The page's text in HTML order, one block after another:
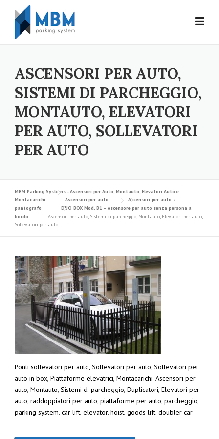
Skip to content
ASCENSORI PER AUTO,
SISTEMI DI PARCHEGGIO,
MONTAUTO, ELEVATORI
PER AUTO, SOLLEVATORI
PER AUTO
MBM Parking Systems - Ascensori per Auto, Montauto, Elevatori Auto e
Montacarichi
Ascensori per auto
Ascensori per auto a
pantografo
DUO BOX Mod. B1 – Ascensore per auto senza persona a
bordo
Ascensori per auto, Sistemi di parcheggio, Montauto, Elevatori per auto,
Sollevatori per auto
Ponti sollevatori per auto, Sollevatori per auto, Sollevatori per
auto in box, Piattaforme elevatrici, Montacarichi, Ascensori per
auto, Montauto, Sistemi di parcheggio, Duplicatori, Elevatori per
auto, raddoppiatori per auto, piattaforme per auto, parcheggio,
parking system, car lift, elevator, hoist, goods lift. doubler car